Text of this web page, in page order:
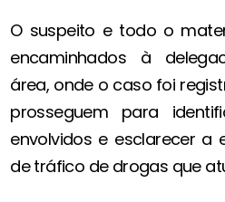
O suspeito e todo o
encaminhados à
área, onde o caso foi
prosseguem para
envolvidos e esclarecer a
de tráfico de drogas que